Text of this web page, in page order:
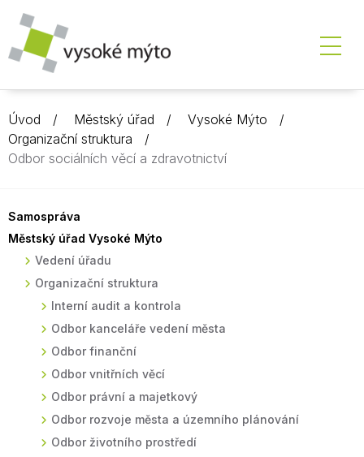
Úvod Městský úřad
Vysoké Mýto
Organizační struktura
Odbor sociálních věcí a zdravotnictví
Samospráva
Městský úřad Vysoké Mýto
Vedení úřadu
Organizační struktura
Interní audit a kontrola
Odbor kanceláře vedení města
Odbor finanční
Odbor vnitřních věcí
Odbor právní a majetkový
Odbor rozvoje města a územního plánování
Odbor životního prostředí